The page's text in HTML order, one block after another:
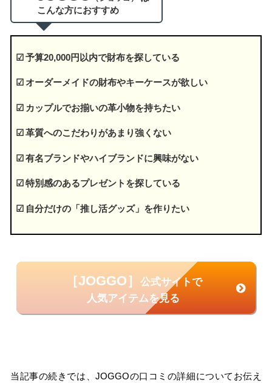
こんな方におすすめ
☑ 予算20,000円以内で財布を探している
☑ オーダーメイドの財布やキーケースが欲しい
☑ カップルでお揃いの革小物を持ちたい
☑ 革質へのこだわりがあまり強くない
☑ 有名ブランドやハイブランドに興味がない
☑ 特別感のあるプレゼントを探している
☑ 自分だけの「推し活グッズ」を作りたい
［JOGGO］
公式サイトで
人気アイテムを見る
当記事の続きでは、JOGGOの口コミの詳細についてお伝え